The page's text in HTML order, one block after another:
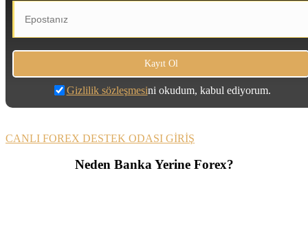
Gizlilik sözleşmesini okudum, kabul ediyorum.
CANLI FOREX DESTEK ODASI GİRİŞ
Neden Banka Yerine Forex?